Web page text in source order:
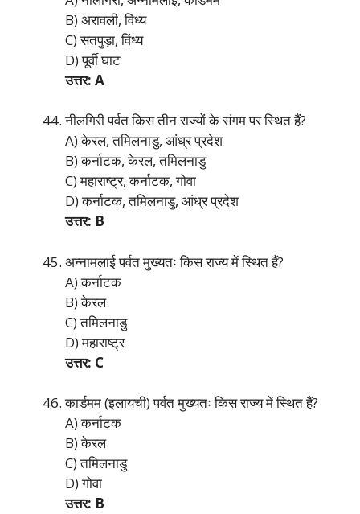
B) अरावली, विंध्य
C) सतपुड़ा, विंध्य
D) पूर्वी घाट
उत्तर: A
नीलगिरी पर्वत किस तीन राज्यों के संगम पर स्थित हैं?
A) केरल, तमिलनाडु, आंध्र प्रदेश
B) कर्नाटक, केरल, तमिलनाडु
C) महाराष्ट्र, कर्नाटक, गोवा
D) कर्नाटक, तमिलनाडु, आंध्र प्रदेश
उत्तर: B
अन्नामलाई पर्वत मुख्यतः किस राज्य में स्थित हैं?
A) कर्नाटक
B) केरल
C) तमिलनाडु
D) महाराष्ट्र
उत्तर: C
कार्डमम (इलायची) पर्वत मुख्यतः किस राज्य में स्थित हैं?
A) कर्नाटक
B) केरल
C) तमिलनाडु
D) गोवा
उत्तर: B